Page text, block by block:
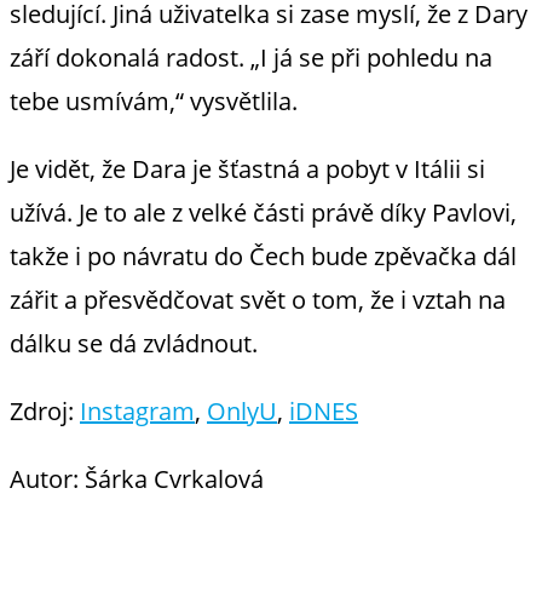
sledující. Jiná uživatelka si zase myslí, že z Dary
září dokonalá radost. „I já se při pohledu na
tebe usmívám,“ vysvětlila.
Je vidět, že Dara je šťastná a pobyt v Itálii si
užívá. Je to ale z velké části právě díky Pavlovi,
takže i po návratu do Čech bude zpěvačka dál
zářit a přesvědčovat svět o tom, že i vztah na
dálku se dá zvládnout.
Zdroj: Instagram, OnlyU, iDNES
Autor: Šárka Cvrkalová